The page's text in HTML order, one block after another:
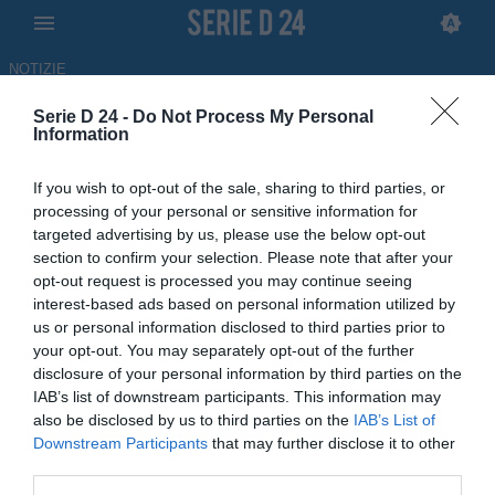
Serie D 24 - Do Not Process My Personal
Information
If you wish to opt-out of the sale, sharing to third parties, or
processing of your personal or sensitive information for
targeted advertising by us, please use the below opt-out
section to confirm your selection. Please note that after your
opt-out request is processed you may continue seeing
interest-based ads based on personal information utilized by
us or personal information disclosed to third parties prior to
your opt-out. You may separately opt-out of the further
disclosure of your personal information by third parties on the
IAB’s list of downstream participants. This information may
also be disclosed by us to third parties on the IAB’s List of
Downstream Participants that may further disclose it to other
NOTIZIE
Barletta, Malcore verso l'addio:
è caccia al bomber tra i top
club di Serie D
ULTIM'ORA
02.06.2026 11:27 di Redazione
Dopo una stagione da protagonista a Barletta, sembra essere
verso la fine l'avventura di Giancarlo Malcore nel club biancorosso.